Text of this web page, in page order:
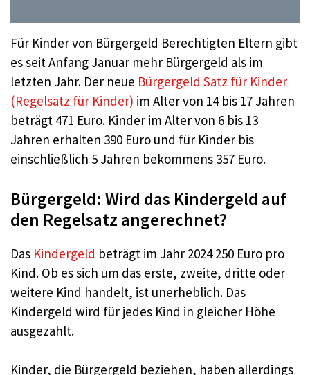
Für Kinder von Bürgergeld Berechtigten Eltern gibt
es seit Anfang Januar mehr Bürgergeld als im
letzten Jahr. Der neue Bürgergeld Satz für Kinder
(Regelsatz für Kinder) im Alter von 14 bis 17 Jahren
beträgt 471 Euro. Kinder im Alter von 6 bis 13
Jahren erhalten 390 Euro und für Kinder bis
einschließlich 5 Jahren bekommens 357 Euro.
Bürgergeld: Wird das Kindergeld auf
den Regelsatz angerechnet?
Das Kindergeld beträgt im Jahr 2024 250 Euro pro
Kind. Ob es sich um das erste, zweite, dritte oder
weitere Kind handelt, ist unerheblich. Das
Kindergeld wird für jedes Kind in gleicher Höhe
ausgezahlt.
Kinder, die Bürgergeld beziehen, haben allerdings